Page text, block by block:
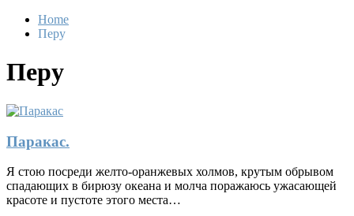
Home
Перу
Перу
Паракас.
Я стою посреди желто-оранжевых холмов, крутым обрывом
спадающих в бирюзу океана и молча поражаюсь ужасающей
красоте и пустоте этого места…